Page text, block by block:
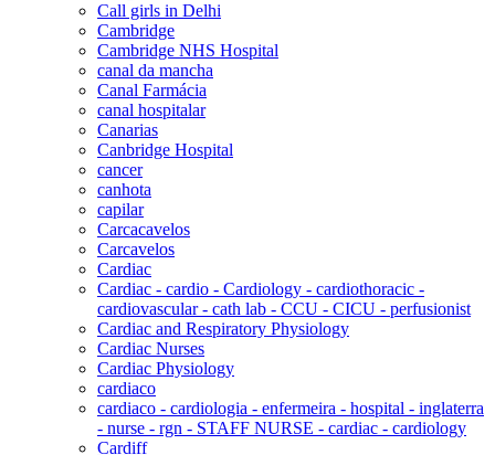
Call girls in Delhi
Cambridge
Cambridge NHS Hospital
canal da mancha
Canal Farmácia
canal hospitalar
Canarias
Canbridge Hospital
cancer
canhota
capilar
Carcacavelos
Carcavelos
Cardiac
Cardiac - cardio - Cardiology - cardiothoracic -
cardiovascular - cath lab - CCU - CICU - perfusionist
Cardiac and Respiratory Physiology
Cardiac Nurses
Cardiac Physiology
cardiaco
cardiaco - cardiologia - enfermeira - hospital - inglaterra
- nurse - rgn - STAFF NURSE - cardiac - cardiology
Cardiff